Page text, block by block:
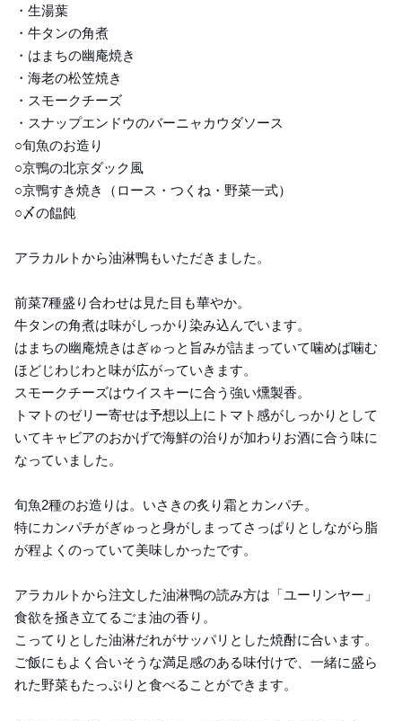
・生湯葉
・牛タンの角煮
・はまちの幽庵焼き
・海老の松笠焼き
・スモークチーズ
・スナップエンドウのバーニャカウダソース
○旬魚のお造り
○京鴨の北京ダック風
○京鴨すき焼き（ロース・つくね・野菜一式）
○〆の饂飩
アラカルトから油淋鴨もいただきました。
前菜7種盛り合わせは見た目も華やか。
牛タンの角煮は味がしっかり染み込んでいます。
はまちの幽庵焼きはぎゅっと旨みが詰まっていて噛めば噛む
ほどじわじわと味が広がっていきます。
スモークチーズはウイスキーに合う強い燻製香。
トマトのゼリー寄せは予想以上にトマト感がしっかりとして
いてキャビアのおかげで海鮮の治りが加わりお酒に合う味に
なっていました。
旬魚2種のお造りは。いさきの炙り霜とカンパチ。
特にカンパチがぎゅっと身がしまってさっぱりとしながら脂
が程よくのっていて美味しかったです。
アラカルトから注文した油淋鴨の読み方は「ユーリンヤー」
食欲を掻き立てるごま油の香り。
こってりとした油淋だれがサッパリとした焼酎に合います。
ご飯にもよく合いそうな満足感のある味付けで、一緒に盛ら
れた野菜もたっぷりと食べることができます。